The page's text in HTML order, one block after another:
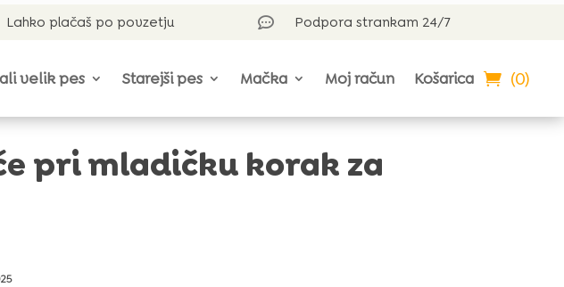
Lahko plačaš po povzetju  Podpora strankam 24/7
velik pes Starejši pes Mačka Moj račun Košarica (0)
pri mladičku korak za